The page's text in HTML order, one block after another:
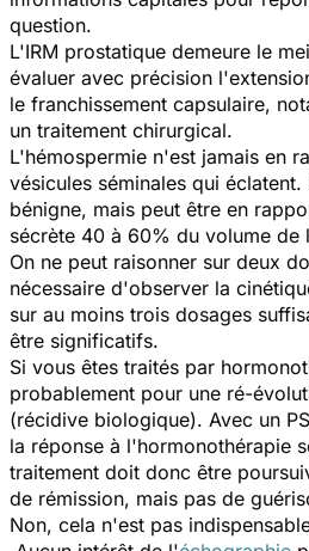
question.
L'IRM prostatique demeure le
évaluer avec précision
le franchissement capsulaire,
un traitement chirurgical.
L'hémospermie n'est jamais en
vésicules séminales qui
bénigne, mais peut être en
sécrète 40 à 60% du volume de
On ne peut raisonner sur deux
nécessaire d'observer la
sur au moins trois dosages
être significatifs.
Si vous êtes traités par
probablement pour une ré-
(récidive biologique). Avec un
la réponse à l'hormonothérapie
traitement doit donc être
de rémission, mais pas de
Non, cela n'est pas